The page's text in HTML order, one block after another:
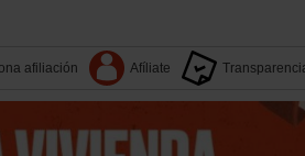
afiliación Afíliate